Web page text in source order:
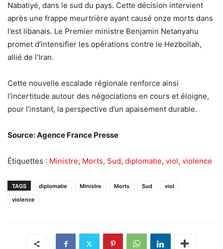
Nabatiyé, dans le sud du pays. Cette décision intervient
après une frappe meurtrière ayant causé onze morts dans
l’est libanais. Le Premier ministre Benjamin Netanyahu
promet d’intensifier les opérations contre le Hezbollah,
allié de l’Iran.
Cette nouvelle escalade régionale renforce ainsi
l’incertitude autour des négociations en cours et éloigne,
pour l’instant, la perspective d’un apaisement durable.
Source: Agence France Presse
Étiquettes : Ministre, Morts, Sud, diplomatie, viol, violence
TAGS diplomatie Ministre Morts Sud
viol
violence